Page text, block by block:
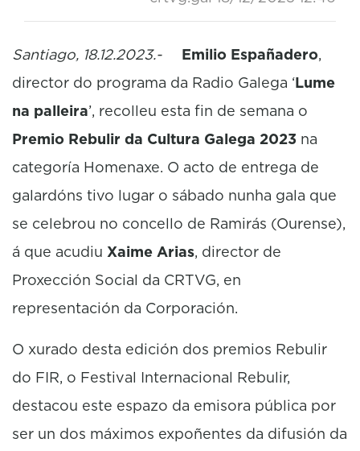
Santiago, 18.12.2023.- Emilio Españadero,
director do programa da Radio Galega ‘Lume
na palleira’, recolleu esta fin de semana o
Premio Rebulir da Cultura Galega 2023 na
categoría Homenaxe. O acto de entrega de
galardóns tivo lugar o sábado nunha gala que
se celebrou no concello de Ramirás (Ourense),
á que acudiu Xaime Arias, director de
Proxección Social da CRTVG, en
representación da Corporación.
O xurado desta edición dos premios Rebulir
do FIR, o Festival Internacional Rebulir,
destacou este espazo da emisora pública por
ser un dos máximos expoñentes da difusión da